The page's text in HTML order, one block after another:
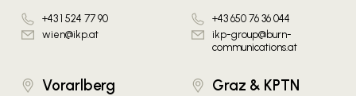
+43 1 524 77 90
wien@ikp.at
+43 650 76 36 044
ikp-group@burn-
communications.at
Vorarlberg Graz & KPTN